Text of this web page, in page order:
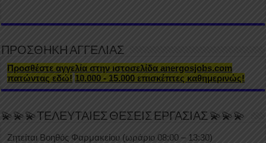
ΠΡΟΣΘΗΚΗ ΑΓΓΕΛΙΑΣ
Προσθέστε αγγελία στην ιστοσελίδα anergosjobs.com
πατώντας εδώ! 10.000 - 15.000 επισκέπτες καθημερινώς!
💫💫💫ΤΕΛΕΥΤΑΙΕΣ ΘΕΣΕΙΣ ΕΡΓΑΣΙΑΣ 💫💫💫
Ζητείται Βοηθός Φαρμακείου (ωράριο 08:00 – 13:30)